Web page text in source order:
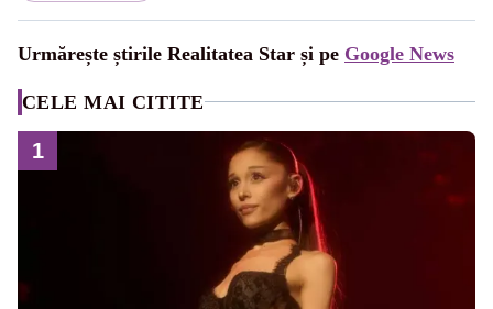
Urmărește știrile Realitatea Star și pe Google News
CELE MAI CITITE
1